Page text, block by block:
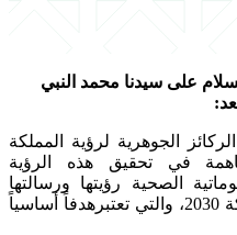
على سيدنا محمد النبي
:
الجوهرية لرؤية المملكة
2030. وللمساهمة في تحقيق هذه الرؤية
الصحية رؤيتها ورسالتها
بما يخدم تحقيق أهداف رؤية المملكة 2030، والتي تعتبرهدفاً أساسياً